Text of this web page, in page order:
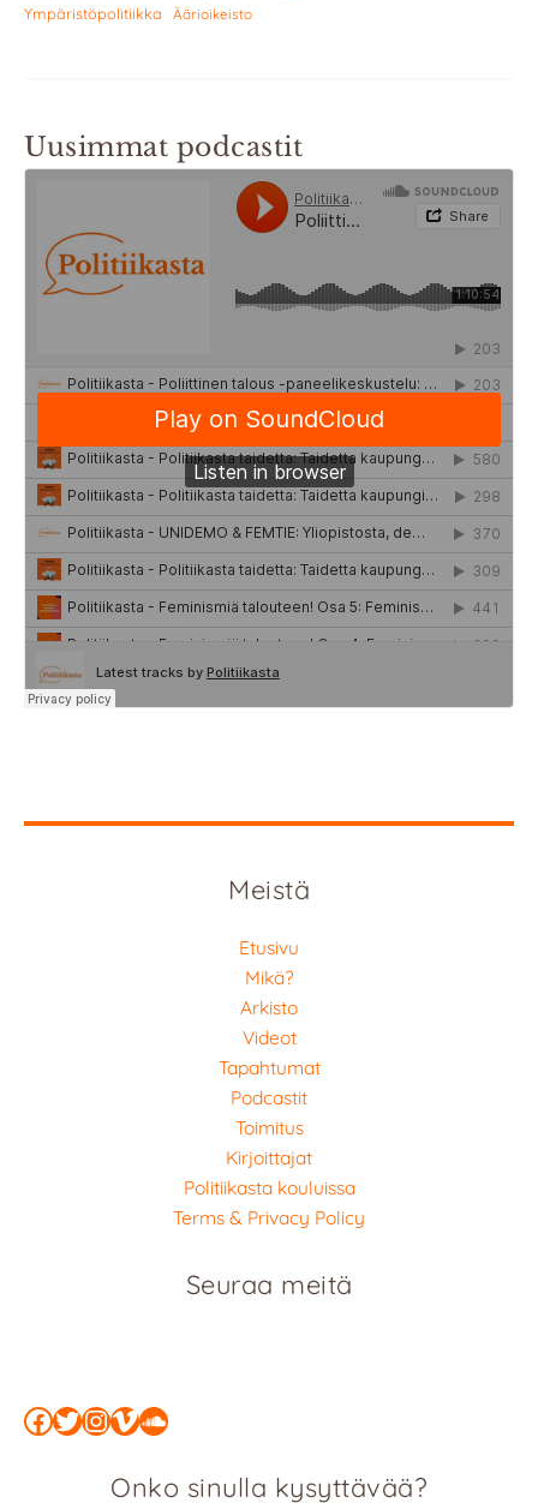
Ympäristöpolitiikka Äärioikeisto
Uusimmat podcastit
Meistä
Etusivu
Mikä?
Arkisto
Videot
Tapahtumat
Podcastit
Toimitus
Kirjoittajat
Politiikasta kouluissa
Terms & Privacy Policy
Seuraa meitä
Facebook
Twitter
Instagram
Vimeo
SoundCloud
Onko sinulla kysyttävää?